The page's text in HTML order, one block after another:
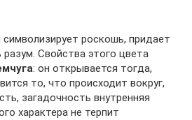
роскошь, придает
Свойства этого цвета
: он открывается тогда,
то, что происходит вокруг,
загадочность внутренняя
характера не терпит